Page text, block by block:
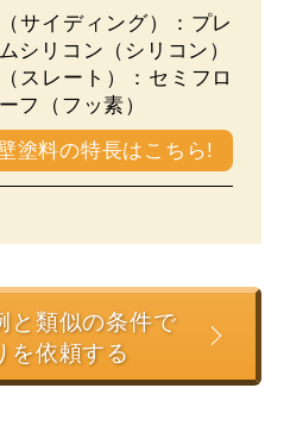
サイディング）：プレ
シリコン（シリコン）
スレート）：セミフロ
フ（フッ素）
塗料の特長はこちら!
と類似の条件で
を依頼する